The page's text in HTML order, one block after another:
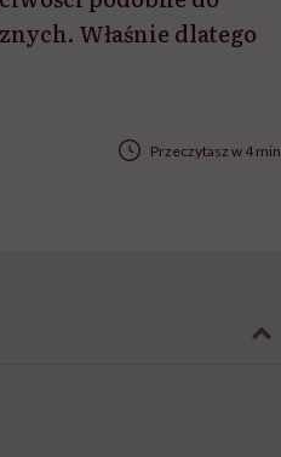
Właśnie dlatego
Przeczytasz w 4 min